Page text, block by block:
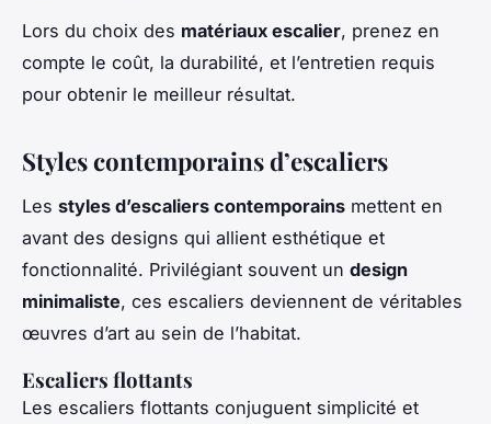
Lors du choix des matériaux escalier, prenez en
compte le coût, la durabilité, et l’entretien requis
pour obtenir le meilleur résultat.
Styles contemporains d’escaliers
Les styles d’escaliers contemporains mettent en
avant des designs qui allient esthétique et
fonctionnalité. Privilégiant souvent un design
minimaliste, ces escaliers deviennent de véritables
œuvres d’art au sein de l’habitat.
Escaliers flottants
Les escaliers flottants conjuguent simplicité et